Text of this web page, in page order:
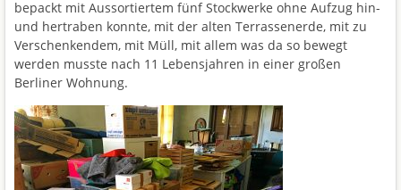
bepackt mit Aussortiertem fünf Stockwerke ohne Aufzug hin-
und hertraben konnte, mit der alten Terrassenerde, mit zu
Verschenkendem, mit Müll, mit allem was da so bewegt
werden musste nach 11 Lebensjahren in einer großen
Berliner Wohnung.